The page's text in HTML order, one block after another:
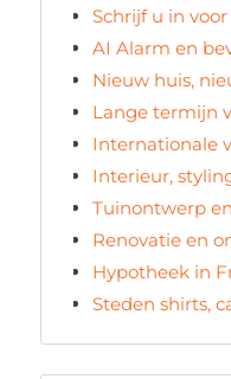
Schrijf u in
AI Alarm en
Nieuw huis,
Lange termijn
Internationale
Interieur,
Tuinontwerp
Renovatie en
Hypotheek in
Steden shirts,